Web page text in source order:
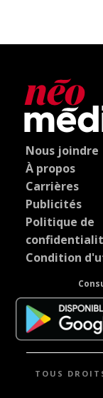
Nous joindre
À propos
Carrières
Publicités
Politique de
Condition
TOUS